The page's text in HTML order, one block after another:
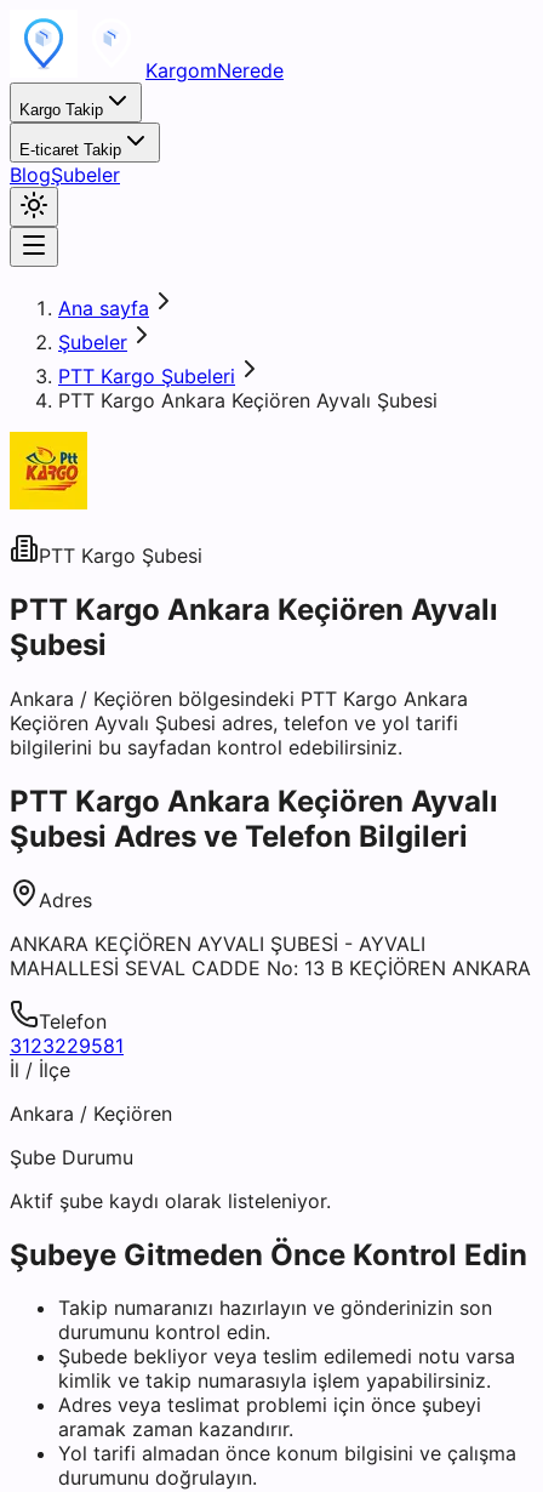
KargomNerede
Kargo Takip
E-ticaret Takip
BlogŞubeler
Ana sayfa
Şubeler
PTT Kargo Şubeleri
PTT Kargo Ankara Keçiören Ayvalı Şubesi
PTT Kargo Şubesi
PTT Kargo Ankara Keçiören Ayvalı
Şubesi
Ankara / Keçiören bölgesindeki PTT Kargo Ankara
Keçiören Ayvalı Şubesi adres, telefon ve yol tarifi
bilgilerini bu sayfadan kontrol edebilirsiniz.
PTT Kargo Ankara Keçiören Ayvalı
Şubesi Adres ve Telefon Bilgileri
Adres
ANKARA KEÇİÖREN AYVALI ŞUBESİ - AYVALI
MAHALLESİ SEVAL CADDE No: 13 B KEÇİÖREN ANKARA
Telefon
3123229581
İl / İlçe
Ankara / Keçiören
Şube Durumu
Aktif şube kaydı olarak listeleniyor.
Şubeye Gitmeden Önce Kontrol Edin
Takip numaranızı hazırlayın ve gönderinizin son
durumunu kontrol edin.
Şubede bekliyor veya teslim edilemedi notu varsa
kimlik ve takip numarasıyla işlem yapabilirsiniz.
Adres veya teslimat problemi için önce şubeyi
aramak zaman kazandırır.
Yol tarifi almadan önce konum bilgisini ve çalışma
durumunu doğrulayın.